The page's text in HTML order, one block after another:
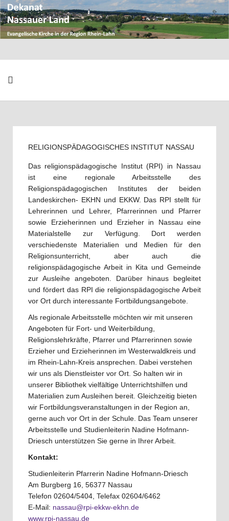
RELIGIONSPÄDAGOGISCHES INSTITUT NASSAU
Das religionspädagogische Institut (RPI) in Nassau
ist eine regionale Arbeitsstelle des
Religionspädagogischen Institutes der beiden
Landeskirchen- EKHN und EKKW. Das RPI stellt für
Lehrerinnen und Lehrer, Pfarrerinnen und Pfarrer
sowie Erzieherinnen und Erzieher in Nassau eine
Materialstelle zur Verfügung. Dort werden
verschiedenste Materialien und Medien für den
Religionsunterricht, aber auch die
religionspädagogische Arbeit in Kita und Gemeinde
zur Ausleihe angeboten. Darüber hinaus begleitet
und fördert das RPI die religionspädagogische Arbeit
vor Ort durch interessante Fortbildungsangebote.
Als regionale Arbeitsstelle möchten wir mit unseren
Angeboten für Fort- und Weiterbildung,
Religionslehrkräfte, Pfarrer und Pfarrerinnen sowie
Erzieher und Erzieherinnen im Westerwaldkreis und
im Rhein-Lahn-Kreis ansprechen. Dabei verstehen
wir uns als Dienstleister vor Ort. So halten wir in
unserer Bibliothek vielfältige Unterrichtshilfen und
Materialien zum Ausleihen bereit. Gleichzeitig bieten
wir Fortbildungsveranstaltungen in der Region an,
gerne auch vor Ort in der Schule. Das Team unserer
Arbeitsstelle und Studienleiterin Nadine Hofmann-
Driesch unterstützen Sie gerne in Ihrer Arbeit.
Kontakt:
Studienleiterin Pfarrerin Nadine Hofmann-Driesch
Am Burgberg 16, 56377 Nassau
Telefon 02604/5404, Telefax 02604/6462
E-Mail: nassau@rpi-ekkw-ekhn.de
www.rpi-nassau.de